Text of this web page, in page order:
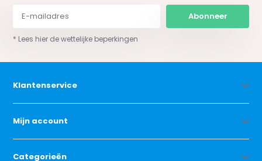
Abonneer
* Lees hier de wettelijke beperkingen
Klantenservice
Mijn account
Categorieën